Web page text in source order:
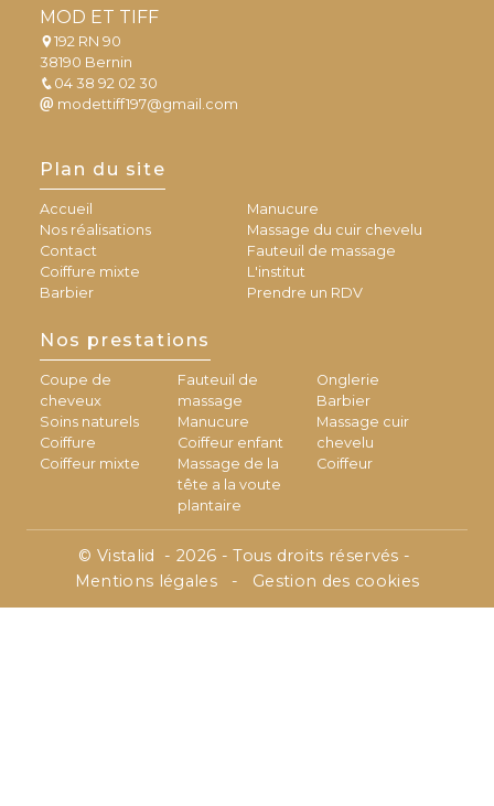
MOD ET TIFF
192 RN 90
38190 Bernin
04 38 92 02 30
modettiff197@gmail.com
Plan du site
Accueil
Nos réalisations
Contact
Coiffure mixte
Barbier
Manucure
Massage du cuir chevelu
Fauteuil de massage
L'institut
Prendre un RDV
Nos prestations
Coupe de
cheveux
Soins naturels
Coiffure
Coiffeur mixte
Fauteuil de
massage
Manucure
Coiffeur enfant
Massage de la
tête a la voute
plantaire
Onglerie
Barbier
Massage cuir
chevelu
Coiffeur
©Vistalid
- 2026 - Tous droits réservés -
Mentions légales
- Gestion des cookies